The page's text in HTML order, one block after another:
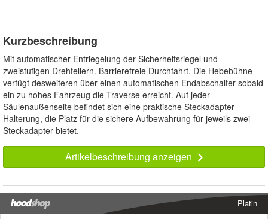
Kurzbeschreibung
Mit automatischer Entriegelung der Sicherheitsriegel und
zweistufigen Drehtellern. Barrierefreie Durchfahrt. Die Hebebühne
verfügt desweiteren über einen automatischen Endabschalter sobald
ein zu hohes Fahrzeug die Traverse erreicht. Auf jeder
Säulenaußenseite befindet sich eine praktische Steckadapter-
Halterung, die Platz für die sichere Aufbewahrung für jeweils zwei
Steckadapter bietet.
Artikelbeschreibung anzeigen
Platin